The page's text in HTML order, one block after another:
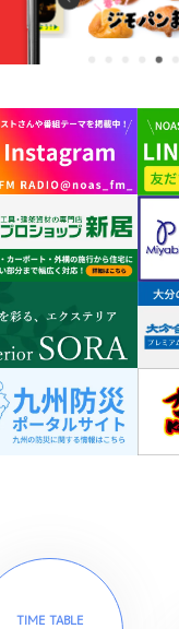
TIME TABLE